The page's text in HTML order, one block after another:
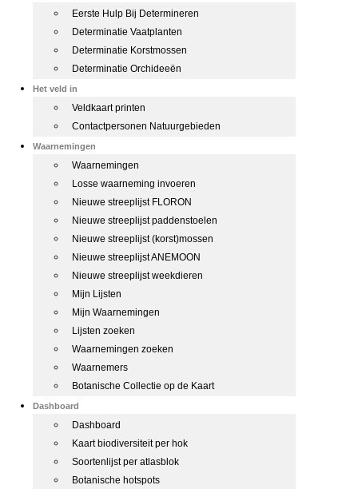
Eerste Hulp Bij Determineren
Determinatie Vaatplanten
Determinatie Korstmossen
Determinatie Orchideeën
Het veld in
Veldkaart printen
Contactpersonen Natuurgebieden
Waarnemingen
Waarnemingen
Losse waarneming invoeren
Nieuwe streeplijst FLORON
Nieuwe streeplijst paddenstoelen
Nieuwe streeplijst (korst)mossen
Nieuwe streeplijst ANEMOON
Nieuwe streeplijst weekdieren
Mijn Lijsten
Mijn Waarnemingen
Lijsten zoeken
Waarnemingen zoeken
Waarnemers
Botanische Collectie op de Kaart
Dashboard
Dashboard
Kaart biodiversiteit per hok
Soortenlijst per atlasblok
Botanische hotspots